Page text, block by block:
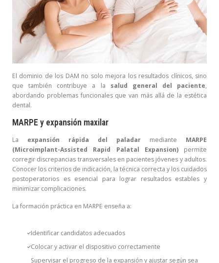
El dominio de los DAM no solo mejora los resultados clínicos, sino
que también contribuye a la salud general del paciente,
abordando problemas funcionales que van más allá de la estética
dental.
MARPE y expansión maxilar
La expansión rápida del paladar mediante MARPE
(Microimplant-Assisted Rapid Palatal Expansion) permite
corregir discrepancias transversales en pacientes jóvenes y adultos.
Conocer los criterios de indicación, la técnica correcta y los cuidados
postoperatorios es esencial para lograr resultados estables y
minimizar complicaciones.
La formación práctica en MARPE enseña a:
Identificar candidatos adecuados
Colocar y activar el dispositivo correctamente
Supervisar el progreso de la expansión y ajustar según sea